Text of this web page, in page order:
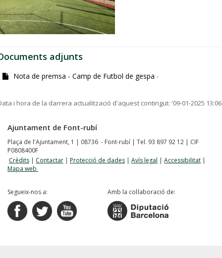
adjunts
Nota de premsa - Camp de Futbol de gespa -
i hora de la darrera actualització d'aquest contingut: '09-01-2025 13:06
Ajuntament de Font-rubí
Plaça de l'Ajuntament, 1 | 08736 - Font-rubí | Tel. 93 897 92 12 | CIF
P0808400F
Crèdits | Contactar | Protecció de dades | Avís legal | Accessibilitat |
Mapa web
Segueix-nos a: Amb la col·laboració de: